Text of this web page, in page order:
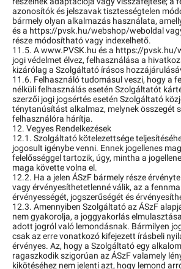
azonosítók és jelszavak tisztességtelen
bármely olyan alkalmazás használata,
és a https://pvsk.hu/webshop/weboldal
része módosítható vagy indexelhető.
11.5. A www.PVSK.hu és a https://
jogi védelmet élvez, felhasználása a
kizárólag a Szolgáltató írásos
11.6. Felhasználó tudomásul veszi, hogy a
nélküli felhasználás esetén Szolgáltatót
szerzői jogi jogsértés esetén Szolgáltató
ténytanúsítást alkalmaz, melynek összegét
felhasználóra hárítja.
12. Vegyes Rendelkezések
12.1. Szolgáltató kötelezettsége
jogosult igénybe venni. Ennek jogellenes
felelősséggel tartozik, úgy, mintha a
maga követte volna el.
12.2. Ha a jelen ÁSzF bármely része
vagy érvényesíthetetlenné válik, az a
érvényességét, jogszerűségét és
12.3. Amennyiben Szolgáltató az ÁSzF
nem gyakorolja, a joggyakorlás
adott jogról való lemondásnak. Bármilyen
csak az erre vonatkozó kifejezett írásbeli
érvényes. Az, hogy a Szolgáltató egy
ragaszkodik szigorúan az ÁSzF valamely
kikötéséhez nem jelenti azt, hogy lemond